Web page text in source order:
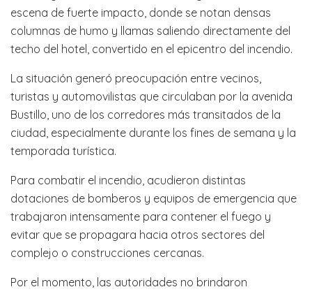
escena de fuerte impacto, donde se notan densas
columnas de humo y llamas saliendo directamente del
techo del hotel, convertido en el epicentro del incendio.
La situación generó preocupación entre vecinos,
turistas y automovilistas que circulaban por la avenida
Bustillo, uno de los corredores más transitados de la
ciudad, especialmente durante los fines de semana y la
temporada turística.
Para combatir el incendio, acudieron distintas
dotaciones de bomberos y equipos de emergencia que
trabajaron intensamente para contener el fuego y
evitar que se propagara hacia otros sectores del
complejo o construcciones cercanas.
Por el momento, las autoridades no brindaron